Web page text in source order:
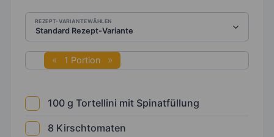
REZEPT-VARIANTE WÄHLEN
1 Portion
100 g Tortellini mit Spinatfüllung
8 Kirschtomaten